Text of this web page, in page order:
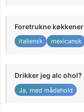
Foretrukne køkkener
italiensk mexicansk
Drikker jeg alc ohol?
Ja, med mådehold